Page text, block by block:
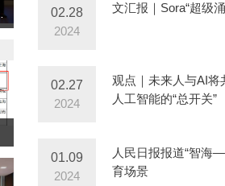
02.28
2024
文汇报｜Sora“超级
02.27
2024
观点｜未来人与AI将
人工智能的“总开关”
01.09
2024
人民日报报道“智海
育场景